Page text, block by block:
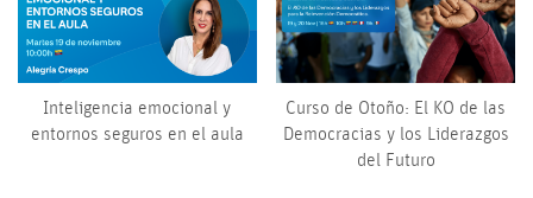
Inteligencia emocional y
entornos seguros en el aula
Curso de Otoño: El KO de las
Democracias y los Liderazgos
del Futuro